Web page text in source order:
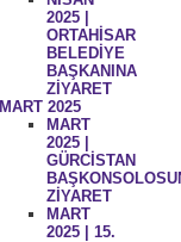
2025 |
ORTAHİSAR
BELEDİYE
BAŞKANINA
ZİYARET
MART 2025
MART
2025 |
GÜRCİSTAN
ZİYARET
MART
2025 | 15.